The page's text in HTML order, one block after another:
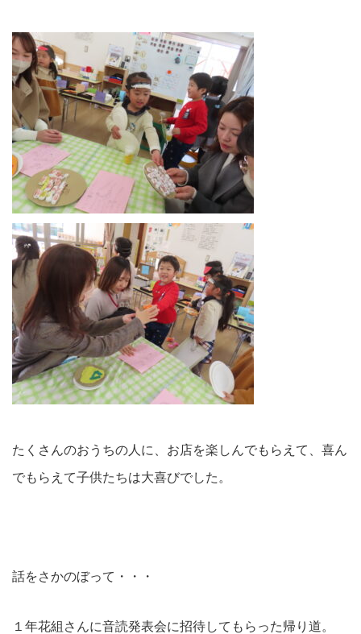
たくさんのおうちの人に、お店を楽しんでもらえて、喜ん
でもらえて子供たちは大喜びでした。
話をさかのぼって・・・
１年花組さんに音読発表会に招待してもらった帰り道。